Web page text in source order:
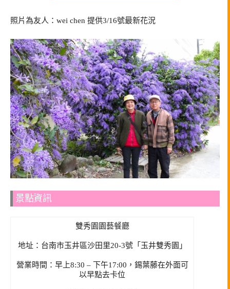
照片為友人：wei chen 提供3/16號最新花況
景點資訊
雙秀園園藝餐廳
地址：台南市玉井區沙田里20-3號「玉井雙秀園」
營業時間：早上8:30 – 下午17:00，錫葉藤在外面可
以早點去卡位